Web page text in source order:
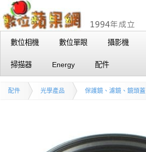
數位相機 數位單眼 攝影機
掃描器 Energy 配件
配件 光學產品 保護鏡、濾鏡、鏡頭蓋